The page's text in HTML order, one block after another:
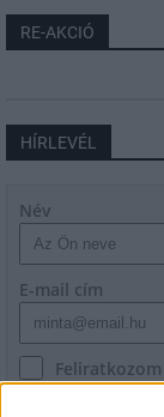
RE-AKCIÓ
HÍRLEVÉL
Név
E-mail cím